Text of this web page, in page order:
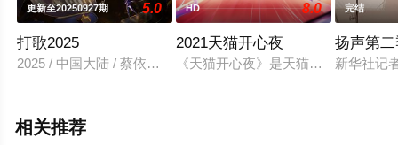
更新至20250927期 5.0
打歌2025
2025 / 中国大陆 / 蔡依林,阿云嘎,何洁,刘雨昕,孟佳,欧阳娜娜,唐九
HD 8.0
2021天猫开心夜
《天猫开心夜》是天猫联手湖南卫
完结
扬声第
新华社记
相关推荐